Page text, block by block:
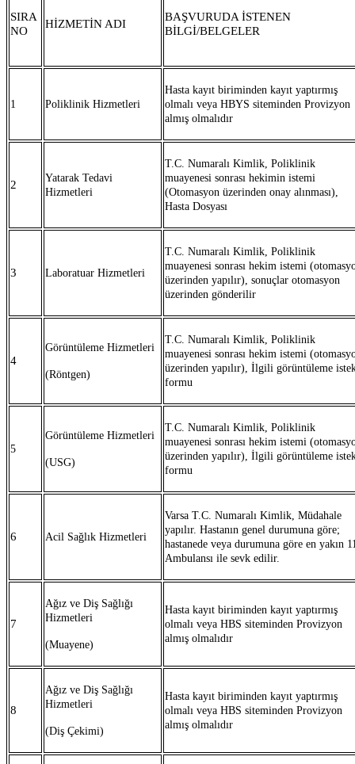
SIRA
NO
HİZMETİN ADI
BAŞVURUDA İSTENEN
BİLGİ/BELGELER
1 Poliklinik Hizmetleri
Hasta kayıt biriminden kayıt yaptırmış
olmalı veya HBYS siteminden Provizyon
almış olmalıdır
2
Yatarak Tedavi
Hizmetleri
T.C. Numaralı Kimlik, Poliklinik
muayenesi sonrası hekimin istemi
(Otomasyon üzerinden onay alınması),
Hasta Dosyası
3 Laboratuar Hizmetleri
T.C. Numaralı Kimlik, Poliklinik
muayenesi sonrası hekim istemi
üzerinden yapılır), sonuçlar otomasyon
üzerinden gönderilir
4
Görüntüleme Hizmetleri
(Röntgen)
T.C. Numaralı Kimlik, Poliklinik
muayenesi sonrası hekim istemi
üzerinden yapılır), İlgili görüntüleme
formu
5
Görüntüleme Hizmetleri
(USG)
T.C. Numaralı Kimlik, Poliklinik
muayenesi sonrası hekim istemi
üzerinden yapılır), İlgili görüntüleme
formu
6 Acil Sağlık Hizmetleri
Varsa T.C. Numaralı Kimlik, Müdahale
yapılır. Hastanın genel durumuna göre;
hastanede veya durumuna göre en yakın
Ambulansı ile sevk edilir.
7
Ağız ve Diş Sağlığı
Hizmetleri
(Muayene)
Hasta kayıt biriminden kayıt yaptırmış
olmalı veya HBS siteminden Provizyon
almış olmalıdır
8
Ağız ve Diş Sağlığı
Hizmetleri
(Diş Çekimi)
Hasta kayıt biriminden kayıt yaptırmış
olmalı veya HBS siteminden Provizyon
almış olmalıdır